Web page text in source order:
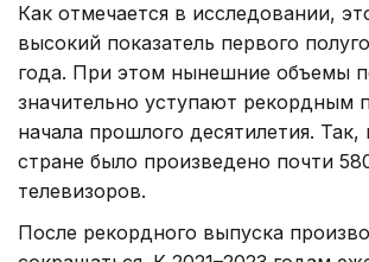
Как отмечается в исследовании,
высокий показатель первого
года. При этом нынешние объемы
значительно уступают рекордным
начала прошлого десятилетия. Так,
стране было произведено почти
телевизоров.
После рекордного выпуска